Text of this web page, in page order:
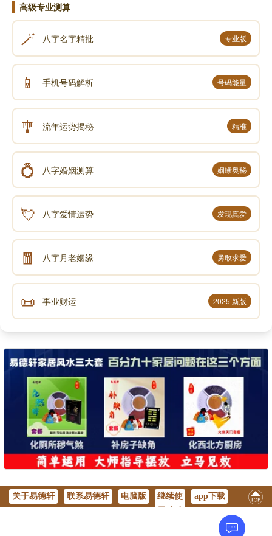
六五居中，又在外卦离中，故曰“柔得中乎外”。六
五以阴柔之性顺承于上九，九为阳刚，故曰“顺乎刚”。
下卦为艮，艮为止。丽，附丽。明，即外卦离。离为
火，卦象有“止”道附着于光明之象，故曰“止而丽乎明”。
失其所居，出门行旅，使其依附于光明之处，要实现这
样的目标，只有具有大智慧的人才能做到，故曰“义
大”。
《彖传》说：“行旅而稍得亨通”，这是因为柔爻六
五居中于外卦离，顺从于阳刚，以静止之性附丽于光
明，所以能“稍有亨通，行旅吉祥”。这说明行旅之时的
意义有多么的宏大啊！
大象
《象》曰：山上有火，旅。君子以明慎用刑而不留
狱。
《大象》与《彖》、《序》、《杂》不同，别设一
义，亦与卦爻辞远隔。盖仍拘于刑网之象，而弃卦爻辞
不顾，另立议论。卦名为后人追题，初与卦象本不相
干；《大象》只释卦象，初亦与卦名无涉也。如《丰》
卦《大象》说“折狱致刑”、《旅》卦说刑、狱，皆与
丰、旅之字义无关。
艮为山在下，离为火在上，故曰“山上有火”。君
子，指九三。离为“明”，艮为“慎”，故曰“明慎”。互卦
兑，兑为“刑”。六二至六五有大坎之象，坎为狱，
《旅》成而坎毁，因《旅》有“明慎”毁狱之象，故曰“不
留狱”。
高级专业测算
🪄 八字名字精批 专业版
📱 手机号码解析 号码能量
🎐 流年运势揭秘 精准
💍 八字婚姻测算 姻缘奥秘
💘 八字爱情运势 发现真爱
🧧 八字月老姻缘 勇敢求爱
📜 事业财运 2025 新版
关于易德轩 联系易德轩 电脑版
继续使
app下载